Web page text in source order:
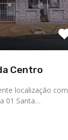
Centro
localização com
01 Santa…